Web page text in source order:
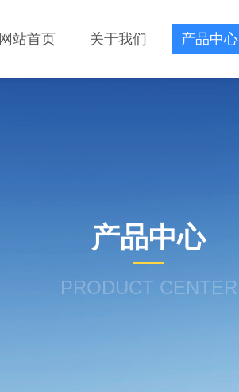
网站首页 关于我们 产品中心
产品中心
PRODUCT CENTER